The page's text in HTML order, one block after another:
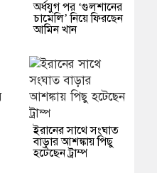
অর্ধযুগ পর ‘গুলশানের
চামেলি’ নিয়ে ফিরছেন
আমিন খান
ইরানের সাথে সংঘাত
বাড়ার আশঙ্কায় পিছু
হটেছেন ট্রাম্প